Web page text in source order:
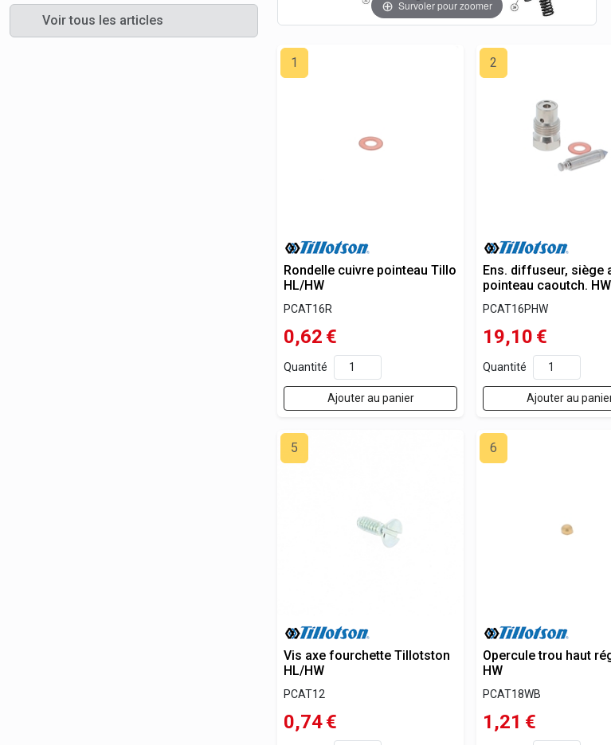
Survoler pour zoomer
1
Rondelle cuivre pointeau Tillo
HL/HW
PCAT16R
0,62 €
Quantité
Ajouter au panier
2
Ens. diffuseur, siège
pointeau caoutch. HW
PCAT16PHW
19,10 €
Quantité
Ajouter au
5
Vis axe fourchette Tillotston
HL/HW
PCAT12
0,74€
6
Opercule trou haut
HW
PCAT18WB
1,21 €
Voir tous les articles